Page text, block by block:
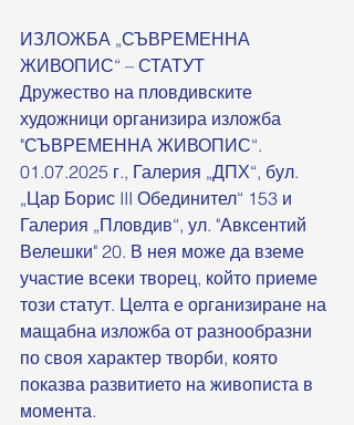
ИЗЛОЖБА „СЪВРЕМЕННА
ЖИВОПИС“ – СТАТУТ
Дружество на пловдивските
художници организира изложба
"СЪВРЕМЕННА ЖИВОПИС“.
01.07.2025 г., Галерия „ДПХ“, бул.
„Цар Борис III Обединител“ 153 и
Галерия „Пловдив“, ул. "Авксентий
Велешки" 20. В нея може да вземе
участие всеки творец, който приеме
този статут. Целта е организиране на
мащабна изложба от разнообразни
по своя характер творби, която
показва развитието на живописта в
момента.